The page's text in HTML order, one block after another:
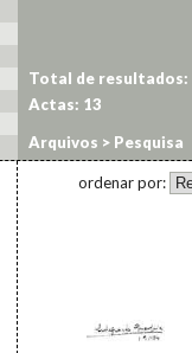
Arquivos > Pesquisa
Total de resultados:
Actas: 13
ordenar por: